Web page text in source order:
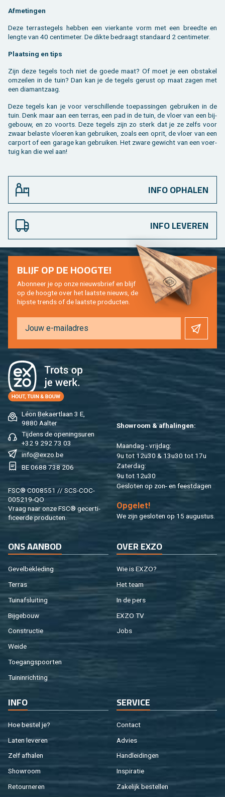
Af­me­tin­gen
Deze terras­tegels heb­ben een vier­kan­te vorm met een breed­te en
leng­te van 40 cen­ti­me­ter. De dikte be­draagt stan­daard 2 cen­ti­me­ter.
Plaat­sing en tips
Zijn deze te­gels toch niet de goede maat? Of moet je een ob­sta­kel
om­zei­len in de tuin? Dan kan je de te­gels ge­rust op maat zagen met
een dia­mant­zaag.
Deze te­gels kan je voor ver­schil­len­de toe­pas­sin­gen ge­brui­ken in de
tuin. Denk maar aan een ter­ras, een pad in de tuin, de vloer van een bij­
ge­bouw, en zo voorts. Deze te­gels zijn zo sterk dat je ze zelfs voor
zwaar be­las­te vloe­ren kan ge­brui­ken, zoals een oprit, de vloer van een
car­port of een ga­ra­ge kan ge­brui­ken. Het zware ge­wicht van een voer­
tuig kan die wel aan!
INFO OPHALEN
INFO LEVEREN
Léon Be­kaert­laan 3 E,
9880 Aal­ter
Tij­dens de ope­nings­uren
+32 9 292 73 03
info@​exzo.​be
BE 0688 738 206
FSC® C008551 // SCS-COC-
005219-QO
Vraag naar onze FSC® ge­cer­ti­
fi­ceer­de pro­duc­ten.
Show­room & af­ha­lin­gen:
Maan­dag - vrij­dag:
9u tot 12u30 & 13u30 tot 17u
Za­ter­dag:
9u tot 12u30
Ge­slo­ten op zon- en feest­da­gen
Op­ge­let!
We zijn ge­slo­ten op 15 au­gus­tus.
BLIJF OP DE HOOG­TE!
Abon­neer je op onze nieuws­brief en blijf
op de hoog­te over het laat­ste nieuws, de
hip­s­te trends of de laat­ste pro­duc­ten.
ONS AAN­BOD
Ge­vel­be­kle­ding
Ter­ras
Tuin­af­slui­ting
Bij­ge­bouw
Con­struc­tie
Weide
Toe­gangs­poor­ten
Tuin­in­rich­ting
OVER EXZO
Wie is EXZO?
Het team
In de pers
EXZO TV
Jobs
INFO
Hoe be­stel je?
Laten le­ve­ren
Zelf af­ha­len
Show­room
Re­tour­ne­ren
SER­VI­CE
Con­tact
Ad­vies
Hand­lei­din­gen
In­spi­ra­tie
Za­ke­lijk be­stel­len